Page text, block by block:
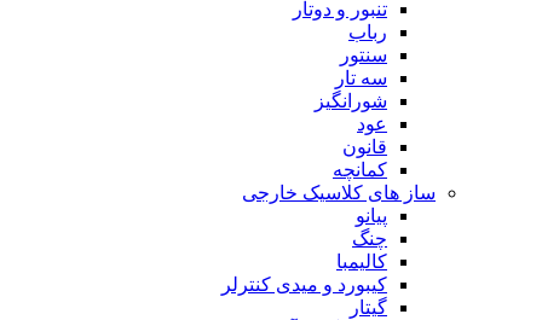
تنبور و دوتار
رباب
سنتور
سه تار
شورانگیز
عود
قانون
کمانچه
ساز های کلاسیک خارجی
پیانو
چنگ
کالیمبا
کیبورد و میدی کنترلر
گیتار